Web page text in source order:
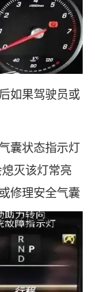
如果驾驶员或
囊状态指示灯
灭该灯常亮
修理安全气囊